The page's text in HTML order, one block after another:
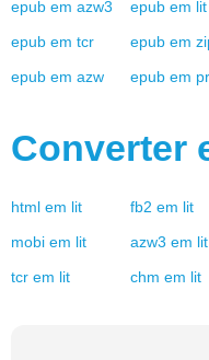
epub em azw3 epub em lit
epub em tcr epub em
epub em azw epub em
Converter
html em lit fb2 em lit
mobi em lit azw3 em lit
tcr em lit chm em lit